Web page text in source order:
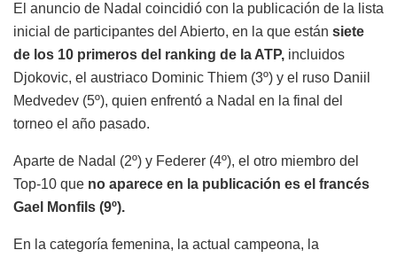
El anuncio de Nadal coincidió con la publicación de la lista
inicial de participantes del Abierto, en la que están siete
de los 10 primeros del ranking de la ATP, incluidos
Djokovic, el austriaco Dominic Thiem (3º) y el ruso Daniil
Medvedev (5º), quien enfrentó a Nadal en la final del
torneo el año pasado.
Aparte de Nadal (2º) y Federer (4º), el otro miembro del
Top-10 que no aparece en la publicación es el francés
Gael Monfils (9º).
En la categoría femenina, la actual campeona, la